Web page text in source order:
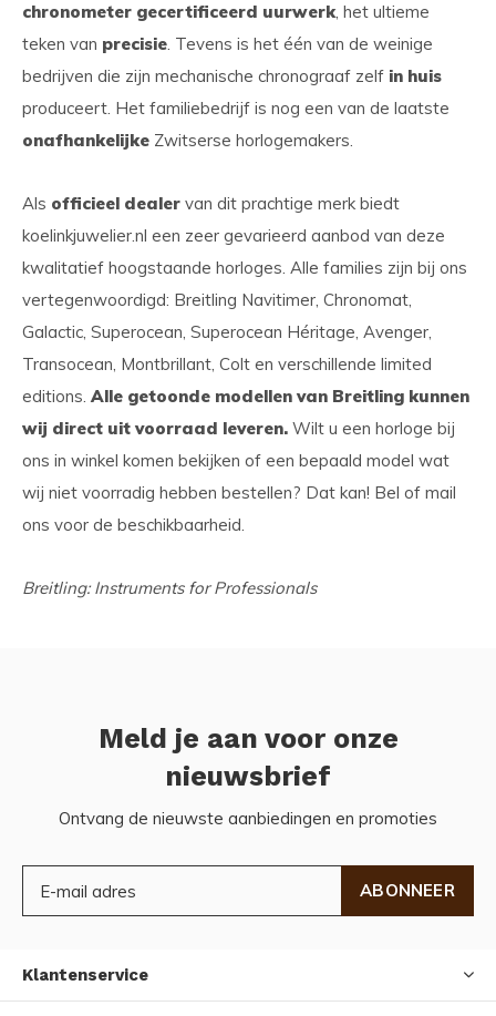
chronometer gecertificeerd uurwerk, het ultieme
teken van precisie. Tevens is het één van de weinige
bedrijven die zijn mechanische chronograaf zelf in huis
produceert. Het familiebedrijf is nog een van de laatste
onafhankelijke Zwitserse horlogemakers.
Als officieel dealer van dit prachtige merk biedt
koelinkjuwelier.nl een zeer gevarieerd aanbod van deze
kwalitatief hoogstaande horloges. Alle families zijn bij ons
vertegenwoordigd: Breitling Navitimer, Chronomat,
Galactic, Superocean, Superocean Héritage, Avenger,
Transocean, Montbrillant, Colt en verschillende limited
editions. Alle getoonde modellen van Breitling kunnen
wij direct uit voorraad leveren. Wilt u een horloge bij
ons in winkel komen bekijken of een bepaald model wat
wij niet voorradig hebben bestellen? Dat kan! Bel of mail
ons voor de beschikbaarheid.
Breitling: Instruments for Professionals
Meld je aan voor onze
nieuwsbrief
Ontvang de nieuwste aanbiedingen en promoties
ABONNEER
Klantenservice